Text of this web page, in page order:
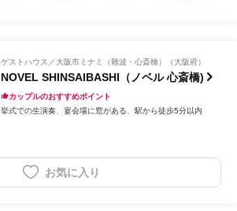
ゲストハウス 大阪市ミナミ（難波・心斎橋）（大阪府）
NOVEL SHINSAIBASHI（ノベル 心斎橋)
カップルのおすすめポイント
挙式での生演奏
宴会場に窓がある 駅から徒歩5分以内
お気に入り